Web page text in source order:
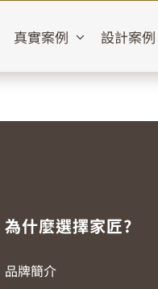
真實案例 設計案例
為什麼選擇家匠?
品牌簡介